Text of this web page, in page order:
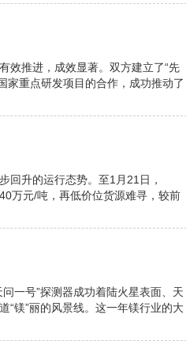
效推进，成效显著。双方建立了“先
家重点研发项目的合作，成功推动了
回升的运行态势。至1月21日，
万元/吨，再低价位货源难寻，较前
一号”探测器成功着陆火星表面、天
“镁”丽的风景线。这一年镁行业的大